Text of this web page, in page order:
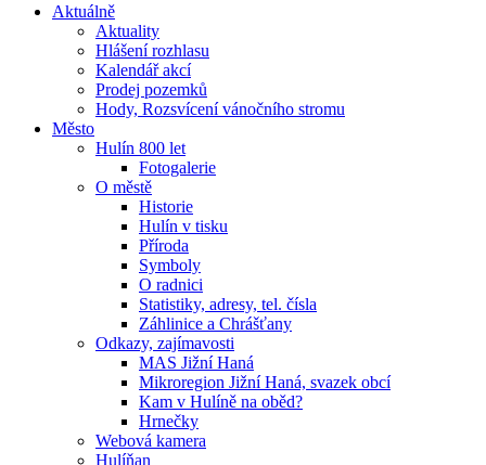
Aktuálně
Aktuality
Hlášení rozhlasu
Kalendář akcí
Prodej pozemků
Hody, Rozsvícení vánočního stromu
Město
Hulín 800 let
Fotogalerie
O městě
Historie
Hulín v tisku
Příroda
Symboly
O radnici
Statistiky, adresy, tel. čísla
Záhlinice a Chrášťany
Odkazy, zajímavosti
MAS Jižní Haná
Mikroregion Jižní Haná, svazek obcí
Kam v Hulíně na oběd?
Hrnečky
Webová kamera
Hulíňan